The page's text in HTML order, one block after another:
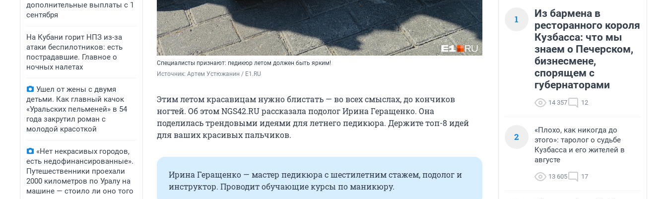
дополнительные выплаты с 1
сентября
На Кубани горит НПЗ из-за
атаки беспилотников: есть
пострадавшие. Главное о
ночных налетах
Ушел от жены с двумя
детьми. Как главный качок
«Уральских пельменей» в 54
года закрутил роман с
молодой красоткой
«Нет некрасивых городов,
есть недофинансированные».
Путешественники проехали
2000 километров по Уралу на
машине — стоило ли оно того
Специалисты признают: педикюр летом должен быть ярким!
Источник: Артем Устюжанин / E1.RU
Этим летом красавицам нужно блистать — во всех смыслах, до кончиков
ногтей. Об этом NGS42.RU рассказала подолог Ирина Геращенко. Она
поделилась трендовыми идеями для летнего педикюра. Держите топ-8 идей
для ваших красивых пальчиков.
Ирина Геращенко — мастер педикюра с шестилетним стажем, подолог и
инструктор. Проводит обучающие курсы по маникюру.
1
Из бармена в
ресторанного короля
Кузбасса: что мы
знаем о Печерском,
бизнесмене,
спорящем с
губернаторами
14 357 12
2
«Плохо, как никогда до
этого»: таролог о судьбе
Кузбасса и его жителей в
августе
13 605 17